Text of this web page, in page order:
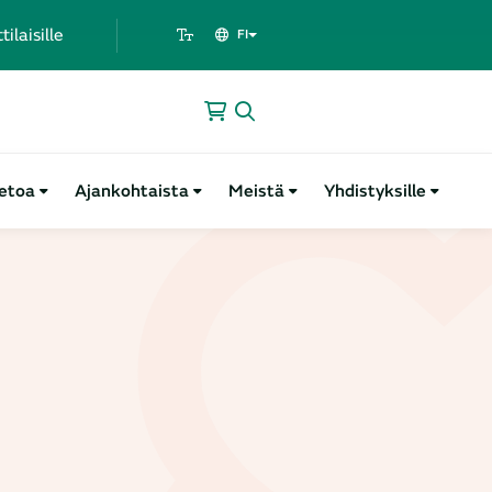
FI
Ajankohtaista Meistä Yhdistyksille